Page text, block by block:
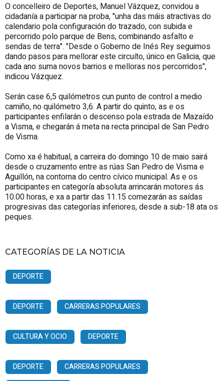
O concelleiro de Deportes, Manuel Vázquez, convidou a
cidadanía a participar na proba, "unha das máis atractivas do
calendario pola configuración do trazado, con subida e
percorrido polo parque de Bens, combinando asfalto e
sendas de terra". "Desde o Goberno de Inés Rey seguimos
dando pasos para mellorar este circuíto, único en Galicia, que
cada ano suma novos barrios e melloras nos percorridos",
indicou Vázquez.
Serán case 6,5 quilómetros cun punto de control a medio
camiño, no quilómetro 3,6. A partir do quinto, as e os
participantes enfilarán o descenso pola estrada de Mazaído
a Visma, e chegarán á meta na recta principal de San Pedro
de Visma.
Como xa é habitual, a carreira do domingo 10 de maio sairá
desde o cruzamento entre as rúas San Pedro de Visma e
Aguillón, na contorna do centro cívico municipal. As e os
participantes en categoría absoluta arrincarán motores ás
10.00 horas, e xa a partir das 11.15 comezarán as saídas
progresivas das categorías inferiores, desde a sub-18 ata os
peques.
CATEGORÍAS DE LA NOTICIA
DEPORTE
DEPORTE CARRERAS POPULARES
CULTURA Y OCIO DEPORTE
DEPORTE CARRERAS POPULARES